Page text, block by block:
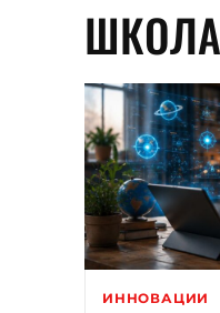
ИННОВАЦИИ